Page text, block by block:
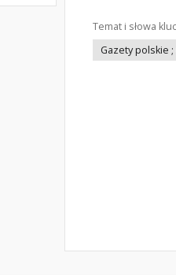
Temat i słowa
Gazety polskie